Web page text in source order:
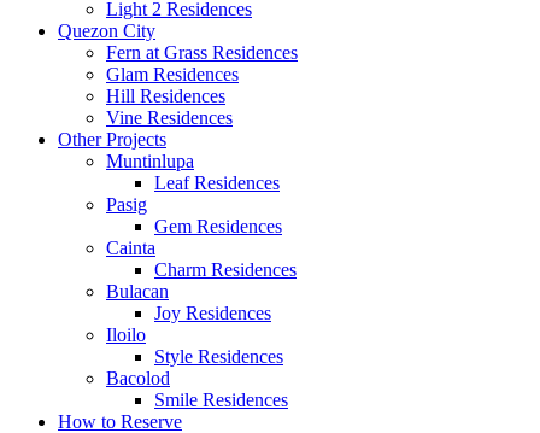
Light 2 Residences
Quezon City
Fern at Grass Residences
Glam Residences
Hill Residences
Vine Residences
Other Projects
Muntinlupa
Leaf Residences
Pasig
Gem Residences
Cainta
Charm Residences
Bulacan
Joy Residences
Iloilo
Style Residences
Bacolod
Smile Residences
How to Reserve